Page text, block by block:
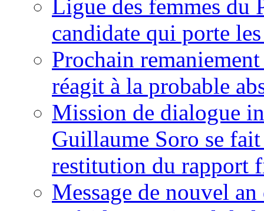
Ligue des femmes du
candidate qui porte
Prochain
réagit à la probable
Mission de dialogue
Guillaume Soro se
restitution du rapport
Message de nouvel